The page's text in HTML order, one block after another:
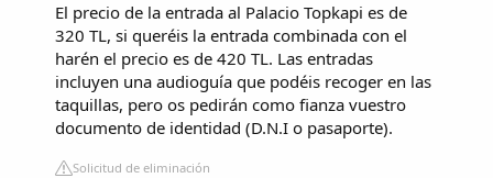
El precio de la entrada al Palacio Topkapi es de
320 TL, si queréis la entrada combinada con el
harén el precio es de 420 TL. Las entradas
incluyen una audioguía que podéis recoger en las
taquillas, pero os pedirán como fianza vuestro
documento de identidad (D.N.I o pasaporte).
Solicitud de eliminación